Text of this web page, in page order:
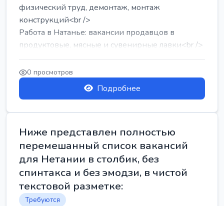
физический труд, демонтаж, монтаж
конструкций<br />
Работа в Натанье: вакансии продавцов в
продуктовые, мясные и сувенирные лавки<br />
Разнорабочий на сборку м...
0 просмотров
Подробнее
Ниже представлен полностью
перемешанный список вакансий
для Нетании в столбик, без
спинтакса и без эмодзи, в чистой
текстовой разметке:
Требуются